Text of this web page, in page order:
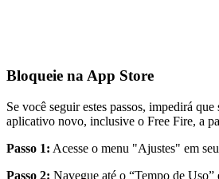
Bloqueie na App Store
Se você seguir estes passos, impedirá
aplicativo novo, inclusive o Free Fire, a
Passo 1: Acesse o menu "Ajustes" em
Passo 2: Navegue até o “Tempo de Uso”